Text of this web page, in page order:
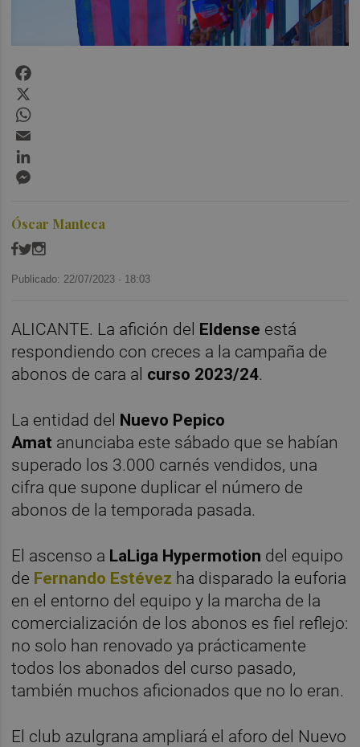
Óscar Manteca
Publicado: 22/07/2023 · 18:03
ALICANTE. La afición del Eldense está
respondiendo con creces a la campaña de
abonos de cara al curso 2023/24.
La entidad del Nuevo Pepico
Amat anunciaba este sábado que se habían
superado los 3.000 carnés vendidos, una
cifra que supone duplicar el número de
abonos de la temporada pasada.
El ascenso a LaLiga Hypermotion del equipo
de Fernando Estévez ha disparado la euforia
en el entorno del equipo y la marcha de la
comercialización de los abonos es fiel reflejo:
no solo han renovado ya prácticamente
todos los abonados del curso pasado,
también muchos aficionados que no lo eran.
El club azulgrana ampliará el aforo del Nuevo